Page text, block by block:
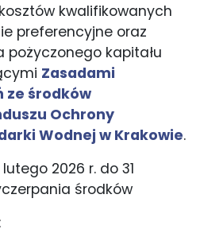
kwalifikowanych
preferencyjne oraz
pożyczonego kapitału
Zasadami
ze środków
Ochrony
Wodnej w Krakowie.
2026 r. do 31
środków